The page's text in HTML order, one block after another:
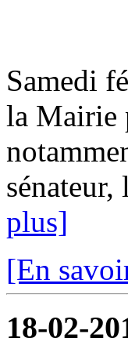
Samedi
la Mairie
plus]
[En
18-02-